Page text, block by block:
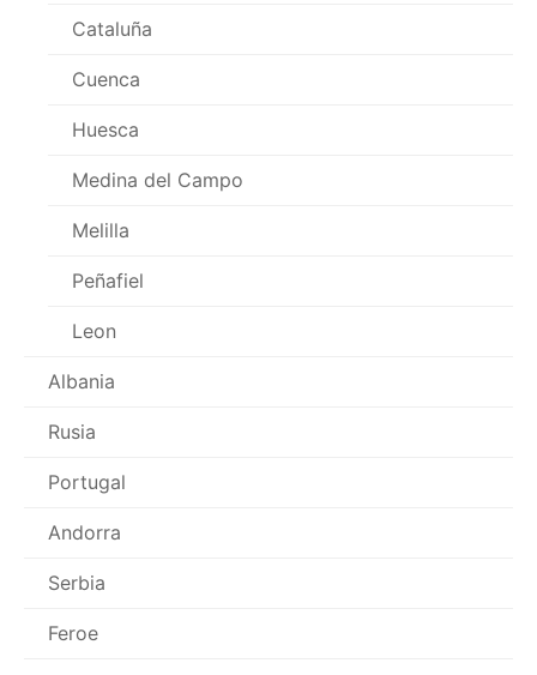
Cataluña
Cuenca
Huesca
Medina del Campo
Melilla
Peñafiel
Leon
Albania
Rusia
Portugal
Andorra
Serbia
Feroe